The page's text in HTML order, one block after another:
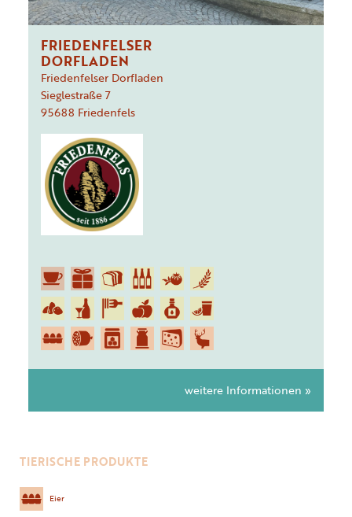
FRIEDENFELSER
DORFLADEN
Friedenfelser Dorfladen
Sieglestraße7
95688 Friedenfels
weitere Informationen »
TIERISCHE PRODUKTE
Eier